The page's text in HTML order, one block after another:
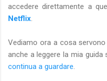
accedere direttamente a
Netflix.
Vediamo ora a cosa
anche a leggere la mia guida
continua a guardare.